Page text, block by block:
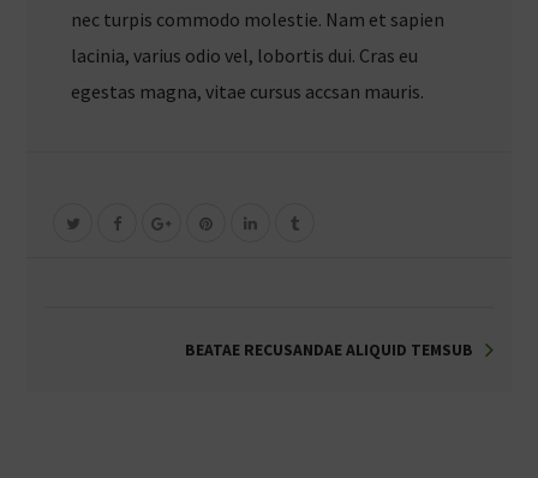
nec turpis commodo molestie. Nam et sapien
lacinia, varius odio vel, lobortis dui. Cras eu
egestas magna, vitae cursus accsan mauris.
BEATAE RECUSANDAE ALIQUID TEMSUB